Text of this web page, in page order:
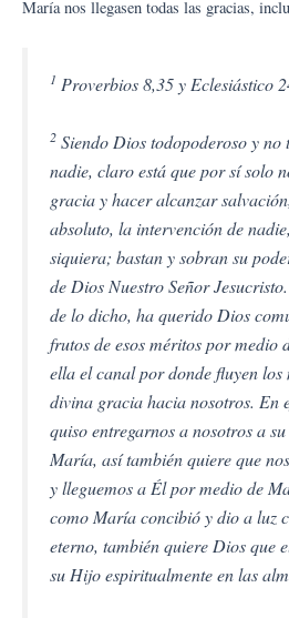
María nos llegasen todas las gracias,
1 Proverbios 8,35 y Eclesiástico
2 Siendo Dios todopoderoso y no
nadie, claro está que por sí solo
gracia y hacer alcanzar
absoluto, la intervención de
siquiera; bastan y sobran su
de Dios Nuestro Señor
de lo dicho, ha querido Dios
frutos de esos méritos por medio
ella el canal por donde fluyen los
divina gracia hacia nosotros. En
quiso entregarnos a nosotros a
María, así también quiere que
y lleguemos a Él por medio de
como María concibió y dio a luz
eterno, también quiere Dios que
su Hijo espiritualmente en las